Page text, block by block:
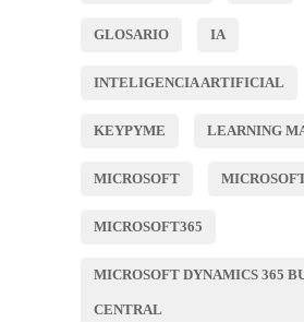
GLOSARIO IA
INTELIGENCIA ARTIFICIAL
KEYPYME LEARNING
MICROSOFT
MICROSOFT365
MICROSOFT DYNAMICS 365
CENTRAL